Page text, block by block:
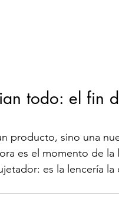
todo: el fin
producto, sino una
es el momento de
es la lencería